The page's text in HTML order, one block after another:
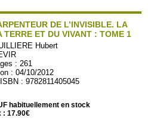
DE L’INVISIBLE. LA
TERRE ET DU VIVANT : TOME 1
Hubert
: 261
: 04/10/2012
: 9782811405045
habituellement en stock
: 17.90€